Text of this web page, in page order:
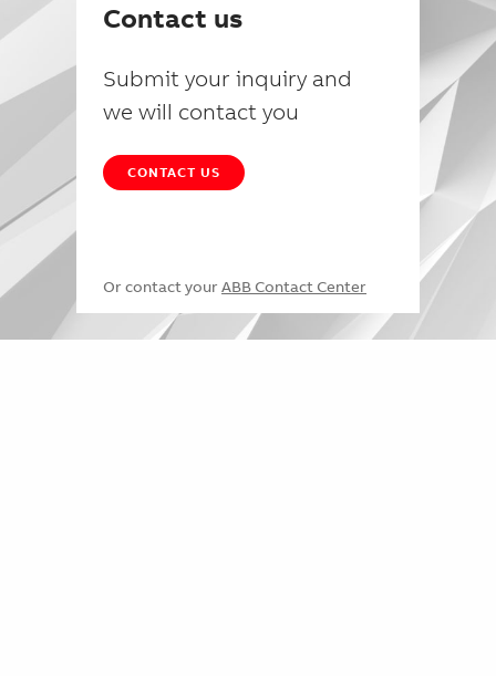
Contact us
Submit your inquiry and
we will contact you
CONTACT US
Or contact your ABB Contact Center